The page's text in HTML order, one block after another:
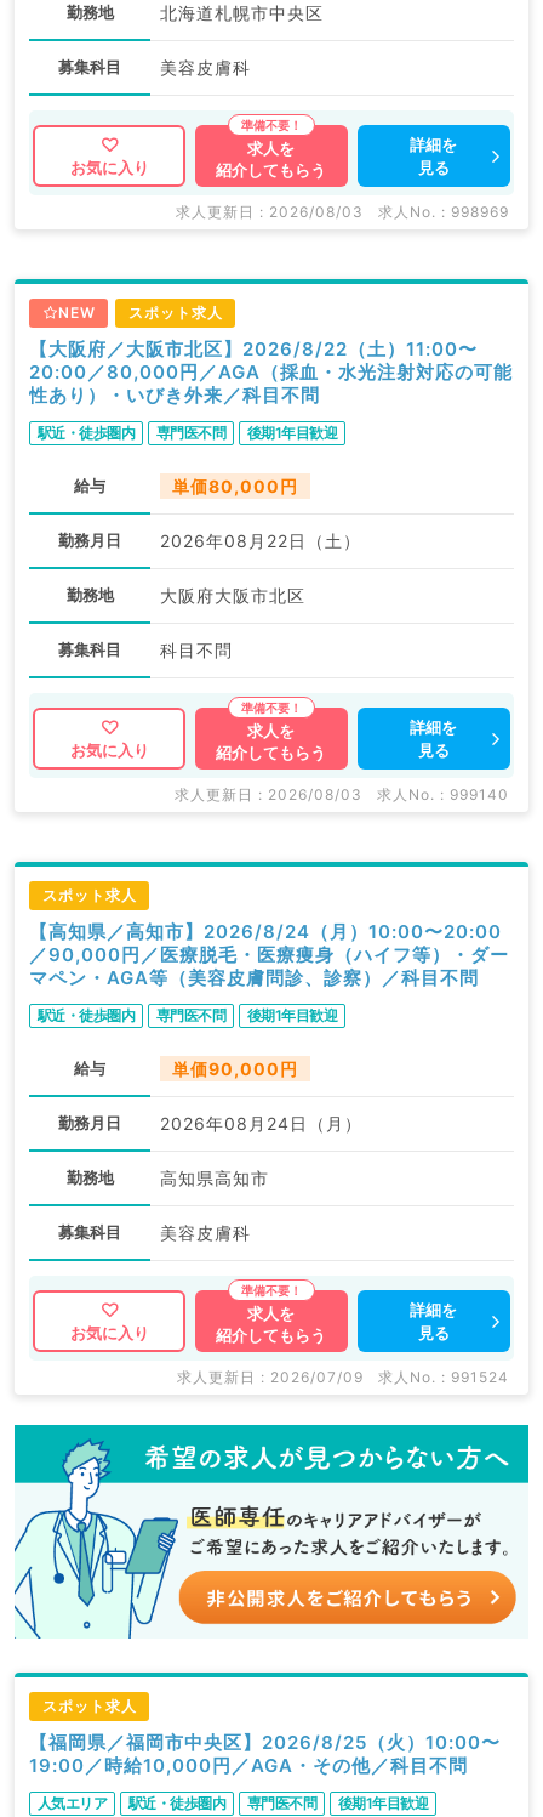
勤務地 北海道札幌市中央区
募集科目 美容皮膚科
お気に入り
求人を
紹介してもらう
詳細を
見る
求人更新日 : 2026/08/03 求人No. : 998969
NEW スポット求人
【大阪府／大阪市北区】2026/8/22（土）11:00〜
20:00／80,000円／AGA（採血・水光注射対応の可能
性あり）・いびき外来／科目不問
駅近・徒歩圏内 専門医不問 後期1年目歓迎
給与 単価80,000円
勤務月日 2026年08月22日（土）
勤務地 大阪府大阪市北区
募集科目 科目不問
お気に入り
求人を
紹介してもらう
詳細を
見る
求人更新日 : 2026/08/03 求人No. : 999140
スポット求人
【高知県／高知市】2026/8/24（月）10:00〜20:00
／90,000円／医療脱毛・医療痩身（ハイフ等）・ダー
マペン・AGA等（美容皮膚問診、診察）／科目不問
駅近・徒歩圏内 専門医不問 後期1年目歓迎
給与 単価90,000円
勤務月日 2026年08月24日（月）
勤務地 高知県高知市
募集科目 美容皮膚科
お気に入り
求人を
紹介してもらう
詳細を
見る
求人更新日 : 2026/07/09 求人No. : 991524
スポット求人
【福岡県／福岡市中央区】2026/8/25（火）10:00〜
19:00／時給10,000円／AGA・その他／科目不問
人気エリア 駅近・徒歩圏内 専門医不問 後期1年目歓迎